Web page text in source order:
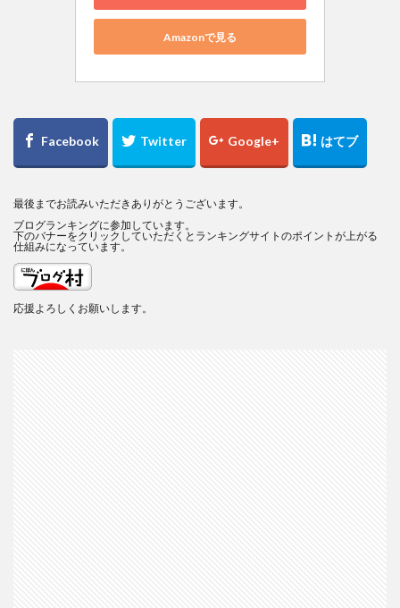
Amazonで見る
最後までお読みいただきありがとうございます。
ブログランキングに参加しています。
下のバナーをクリックしていただくとランキングサイトのポイントが上がる
仕組みになっています。
応援よろしくお願いします。